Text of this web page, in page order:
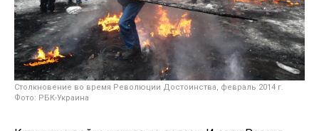
Столкновение во время Революции Достоинства, февраль 2014 г.
Фото: РБК-Украина